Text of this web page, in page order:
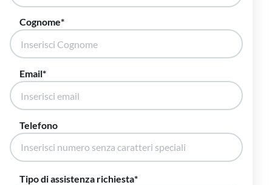
Cognome
Email
Telefono
Tipo di assistenza richiesta